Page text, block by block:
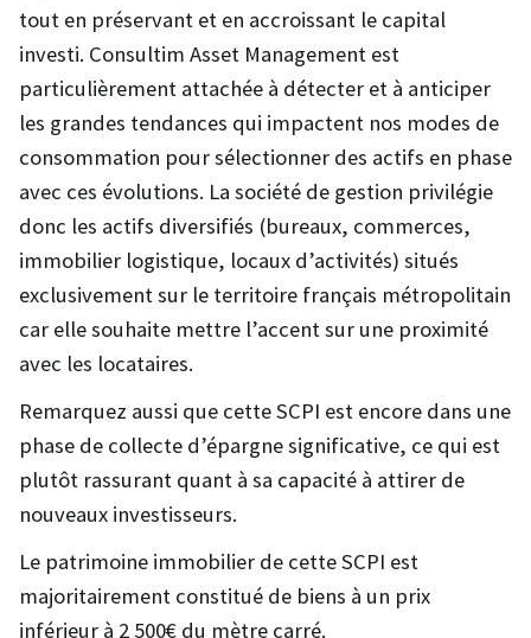
tout en préservant et en accroissant le capital
investi. Consultim Asset Management est
particulièrement attachée à détecter et à anticiper
les grandes tendances qui impactent nos modes de
consommation pour sélectionner des actifs en phase
avec ces évolutions. La société de gestion privilégie
donc les actifs diversifiés (bureaux, commerces,
immobilier logistique, locaux d’activités) situés
exclusivement sur le territoire français métropolitain
car elle souhaite mettre l’accent sur une proximité
avec les locataires.
Remarquez aussi que cette SCPI est encore dans une
phase de collecte d’épargne significative, ce qui est
plutôt rassurant quant à sa capacité à attirer de
nouveaux investisseurs.
Le patrimoine immobilier de cette SCPI est
majoritairement constitué de biens à un prix
inférieur à 2 500€ du mètre carré.